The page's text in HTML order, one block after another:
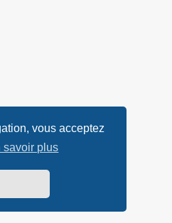
vous acceptez
savoir plus